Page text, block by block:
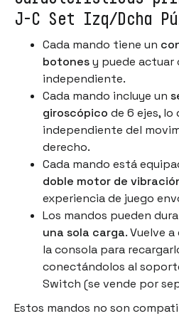
J-C Set Izq/Dcha
Cada mando tiene un
botonesy puede actuar
independiente.
Cada mando incluye un
giroscópico de 6 ejes,
independiente del
derecho.
Cada mando está
doble motor de
experiencia de juego
Los mandos pueden
una sola carga. Vuelve
la consola para
conectándolos al
Switch (se vende por
Estos mandos no son